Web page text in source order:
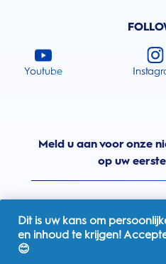
Youtube
Meld u aan voor onze
op uw
Dit is uw kans om
en inhoud te krijgen!
😊